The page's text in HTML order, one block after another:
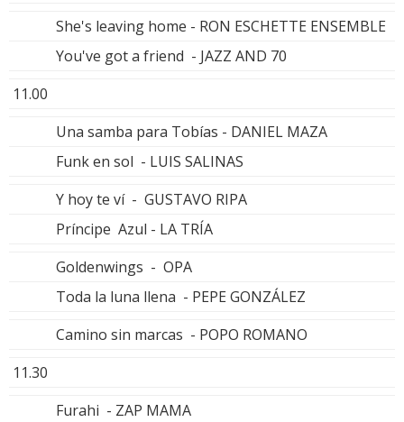
She's leaving home - RON ESCHETTE ENSEMBLE
You've got a friend - JAZZ AND 70
11.00
Una samba para Tobías - DANIEL MAZA
Funk en sol - LUIS SALINAS
Y hoy te ví - GUSTAVO RIPA
Príncipe Azul - LA TRÍA
Goldenwings - OPA
Toda la luna llena - PEPE GONZÁLEZ
Camino sin marcas - POPO ROMANO
11.30
Furahi - ZAP MAMA